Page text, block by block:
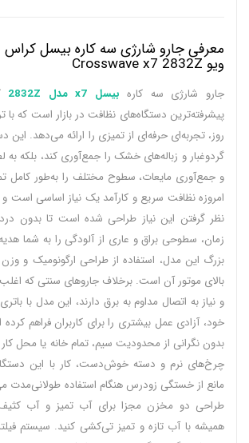
معرفی جارو شارژی سه کاره بیسل کراس
ویو Crosswave x7 2832Z
جارو شارژی سه کاره بیسل x7 مدل 2832Z
پیشرفته‌ترین دستگاه‌های نظافت در بازار است که با
روز، تجربه‌ای حرفه‌ای از تمیزی را ارائه می‌دهد. این
گردوغبار و زباله‌های خشک را جمع‌آوری کند، بلکه
و جمع‌آوری مایعات، سطوح مختلف را به‌طور کامل
امروزه نظافت سریع و کارآمد یک نیاز اساسی است و
نظر گرفتن این نیاز طراحی شده است تا بدون
زمان، سطوحی براق و عاری از آلودگی را به شما
بزرگ این مدل، استفاده از طراحی ارگونومیک و
بالای موتور آن است. برخلاف جاروهای سنتی که
و نیاز به اتصال مداوم به برق دارند، این مدل با
خود، آزادی عمل بیشتری را برای کاربران فراهم
بدون نگرانی از محدودیت سیم، تمام خانه یا محل
چرخ‌های نرم و دسته خوش‌دست، کار با این
مانع از خستگی زودرس هنگام استفاده طولانی‌مدت
طراحی دو مخزن مجزا برای آب تمیز و آب
همیشه با آب تازه و تمیز تی‌کشی کنید. سیستم